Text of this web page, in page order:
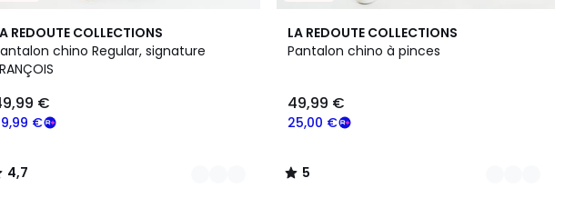
REDOUTE COLLECTIONS
chino Regular, signature
€
€
4,7
/ 5
4,7
LA REDOUTE COLLECTIONS
Pantalon chino à pinces
25,00 €
49,99 €
5
/
3
Couleurs
5
/